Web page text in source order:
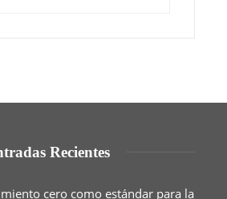
Recientes
cero como estándar para la